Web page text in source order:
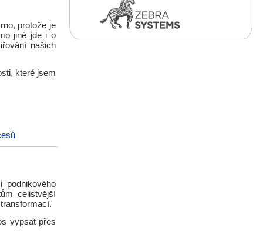
protože je
jiné jde i o
našich
které jsem
celistvější
vypsat přes